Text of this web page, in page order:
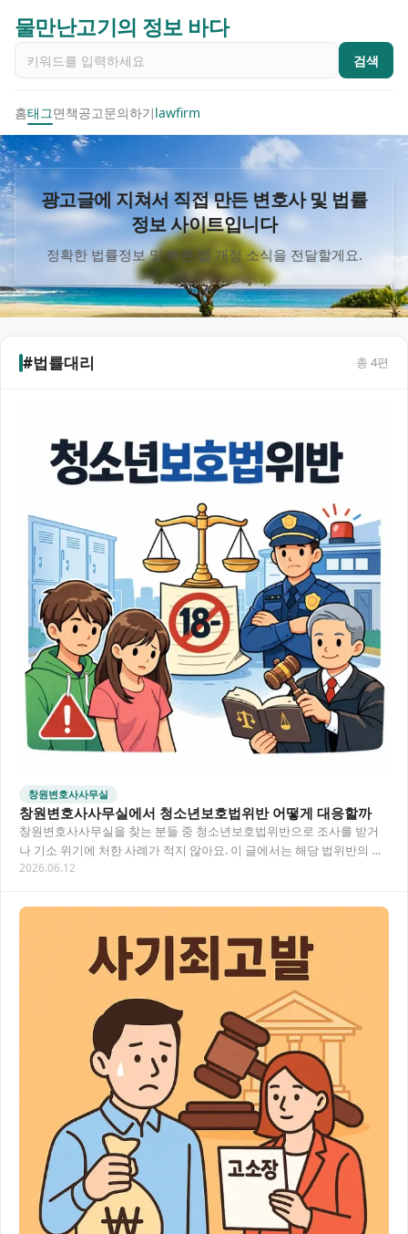
물만난고기의 정보 바다
검색
홈태그면책공고문의하기lawfirm
광고글에 지쳐서 직접 만든 변호사 및 법률
정보 사이트입니다
정확한 법률정보 및 빠른 법 개정 소식을 전달할게요.
#법률대리 총 4편
창원변호사사무실
창원변호사사무실에서 청소년보호법위반 어떻게 대응할까
창원변호사사무실을 찾는 분들 중 청소년보호법위반으로 조사를 받거
나 기소 위기에 처한 사례가 적지 않아요. 이 글에서는 해당 법위반의 유
형, 처벌 수위, 실제 대응 전략까지 핵심만…
2026.06.12